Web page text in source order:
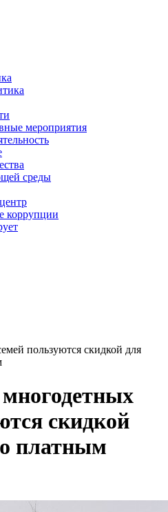
мероприятия
среды
коррупции
пользуются скидкой для
скидкой
платным